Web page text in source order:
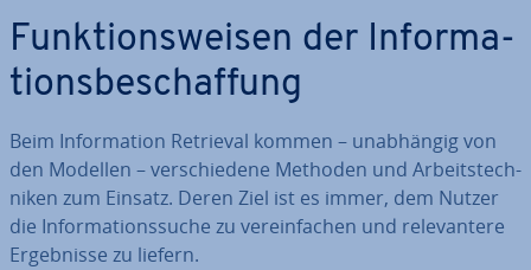
Funk­ti­ons­wei­sen der In­for­ma­
ti­ons­be­schaf­fung
Beim In­for­ma­ti­on Retrieval kommen – un­ab­hän­gig von
den Modellen – ver­schie­de­ne Methoden und Ar­beits­tech­
ni­ken zum Einsatz. Deren Ziel ist es immer, dem Nutzer
die In­for­ma­ti­ons­su­che zu ver­ein­fa­chen und re­le­van­te­re
Er­geb­nis­se zu liefern.